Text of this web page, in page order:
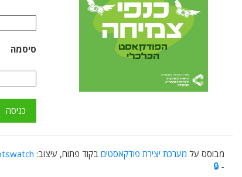
סיסמה
מבוסס על מערכת יצירת פודקאסטים בקוד פתוח, עיצוב:
-
🔒️